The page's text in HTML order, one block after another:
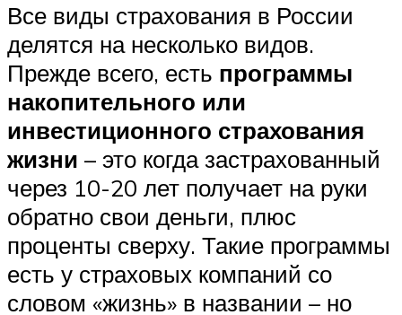
Все виды страхования в России
делятся на несколько видов.
Прежде всего, есть программы
накопительного или
инвестиционного страхования
жизни – это когда застрахованный
через 10-20 лет получает на руки
обратно свои деньги, плюс
проценты сверху. Такие программы
есть у страховых компаний со
словом «жизнь» в названии – но